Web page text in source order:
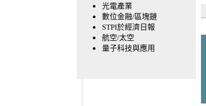
光電產業
數位金融/區塊鏈
STPI於經濟日報
航空/太空
量子科技與應用